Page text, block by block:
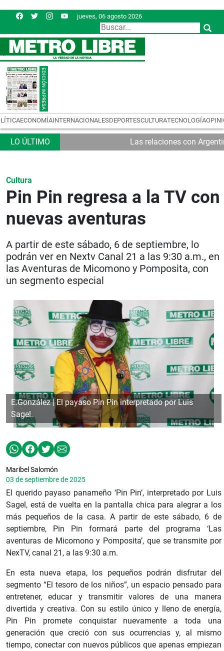
jueves, 06 agosto 2026
ECONOMÍAINTERNACIONALESDEPORTESCULTURATECNOLOGÍA
Las relaciones con
Cultura
Pin Pin regresa a la TV con
nuevas aventuras
A partir de este sábado, 6 de septiembre, lo
podrán ver en Nextv Canal 21 a las 9:30 a.m., en
las Aventuras de Micomono y Pomposita, con
un segmento especial
E.González | El payaso Pin Pin interpretado por Luis
Sagel.
Maribel Salomón
03 de septiembre de 2025
El querido payaso panameño ‘Pin Pin’, interpretado por Luis
Sagel, está de vuelta en la pantalla chica para alegrar a los
más pequeños de la casa. A partir de este sábado, 6 de
septiembre, Pin Pin formará parte del programa ‘Las
aventuras de Micomono y Pomposita’, que se transmite por
NexTV, canal 21, a las 9:30 a.m.
En esta nueva etapa, los pequeños podrán disfrutar del
segmento “El tesoro de los niños”, un espacio pensado para
entretener, educar y transmitir valores de una manera
divertida y creativa. Con su estilo único y lleno de energía,
Pin Pin promete conquistar nuevamente a toda una
generación que creció con sus ocurrencias y, al mismo
tiempo, conectar con nuevos públicos que apenas empiezan